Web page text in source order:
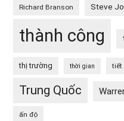
Richard Branson Steve
thành công
thị trường thời gian tiết
Trung Quốc
ấn độ